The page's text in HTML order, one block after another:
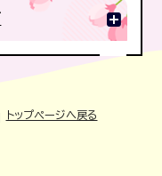
トップページへ戻る